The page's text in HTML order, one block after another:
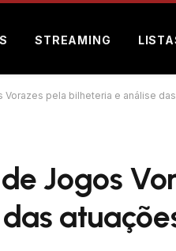
STREAMING
pela bilheteria e análise
Jogos